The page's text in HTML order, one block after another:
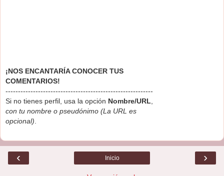
¡NOS ENCANTARÍA CONOCER TUS
COMENTARIOS!
-----------------------------------------------------------
Si no tienes perfil, usa la opción Nombre/URL
con tu nombre o pseudónimo (La URL es
opcional)
‹ ›
Inicio